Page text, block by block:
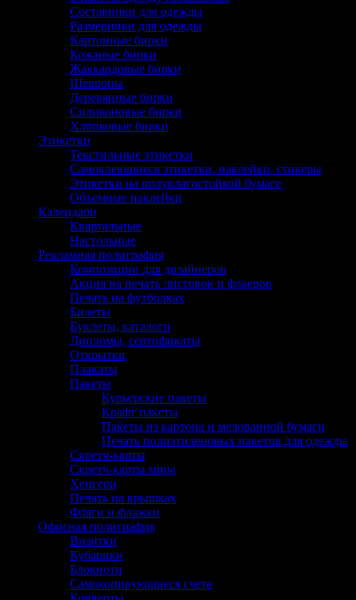
Составники для одежды
Размерники для одежды
Картонные бирки
Кожаные бирки
Жаккардовые бирки
Шевроны
Деревянные бирки
Силиконовые бирки
Хлопковые бирки
Этикетки
Текстильные этикетки
Самоклеющиеся этикетки, наклейки, стикеры
Этикетки на полувлагостойкой бумаге
Объемные наклейки
Календари
Квартальные
Настольные
Рекламная полиграфия
Композиции для дизайнеров
Акция на печать листовок и флаеров
Печать на футболках
Билеты
Буклеты, каталоги
Дипломы, сертификаты
Открытки
Плакаты
Пакеты
Курьерские пакеты
Крафт пакеты
Пакеты из картона и мелованной бумаги
Печать полиэтиленовых пакетов для одежды
Скретч-карты
Скретч-карты мира
Хенгери
Печать на крышках
Флаги и флажки
Офисная полиграфия
Визитки
Кубарики
Блокноти
Самокопирующиеся счета